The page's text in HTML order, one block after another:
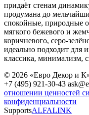
придаёт стенам
продумана до
спокойные, природные
мягкого бежевого и
коричневого, серо-
идеально подходит для
классика, минимализм,
© 2026 «Евро Декор и
+7 (495) 921-30-43
отношении ценностей
конфиденциальности
SupportsALFALINK